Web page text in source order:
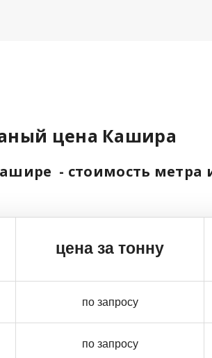
цена Кашира
- стоимость метра
цена за тонну
по запросу
по запросу